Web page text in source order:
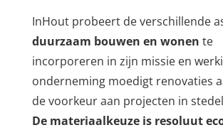
InHout probeert de verschillende
duurzaam bouwen en wonen te
incorporeren in zijn missie en
onderneming moedigt renovaties
de voorkeur aan projecten in
De materiaalkeuze is resoluut